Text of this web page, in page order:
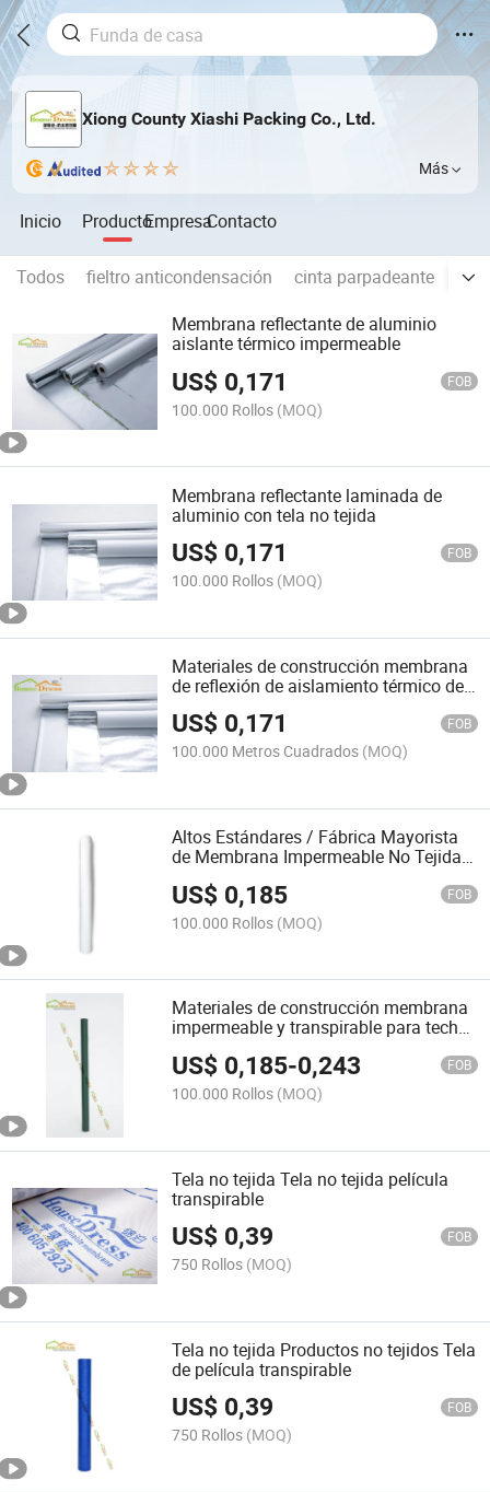
Xiong County Xiashi Packing Co., Ltd.
Más
Inicio ProductoEmpresaContacto
Todos fieltro anticondensación cinta parpadeante
Membrana reflectante de aluminio
aislante térmico impermeable
US$ 0,171 FOB
100.000 Rollos (MOQ)
Membrana reflectante laminada de
aluminio con tela no tejida
US$ 0,171 FOB
100.000 Rollos (MOQ)
Materiales de construcción membrana
de reflexión de aislamiento térmico de
doble cara
US$ 0,171 FOB
100.000 Metros Cuadrados (MOQ)
Altos Estándares / Fábrica Mayorista
de Membrana Impermeable No Tejida
Construcción
US$ 0,185 FOB
100.000 Rollos (MOQ)
Materiales de construcción membrana
impermeable y transpirable para techos
envoltura de casa
US$ 0,185-0,243 FOB
100.000 Rollos (MOQ)
Tela no tejida Tela no tejida película
transpirable
US$ 0,39 FOB
750 Rollos (MOQ)
Tela no tejida Productos no tejidos Tela
de película transpirable
US$ 0,39 FOB
750 Rollos (MOQ)